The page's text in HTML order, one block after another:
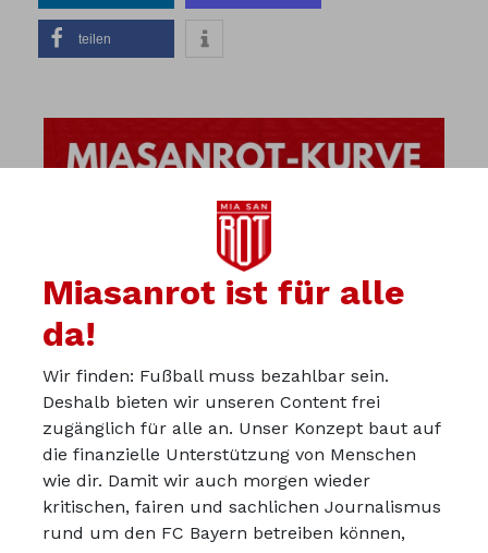
teilen
Miasanrot ist für alle
da!
Wir finden: Fußball muss bezahlbar sein.
Deshalb bieten wir unseren Content frei
zugänglich für alle an. Unser Konzept baut auf
die finanzielle Unterstützung von Menschen
wie dir. Damit wir auch morgen wieder
kritischen, fairen und sachlichen Journalismus
rund um den FC Bayern betreiben können,